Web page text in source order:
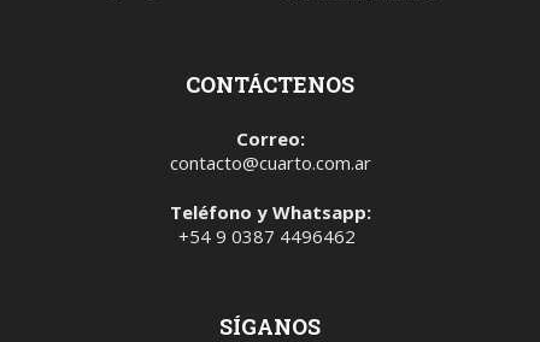
CONTÁCTENOS
Correo:
contacto@cuarto.com.ar
Teléfono y Whatsapp:
+54 9 0387 4496462
SÍGANOS